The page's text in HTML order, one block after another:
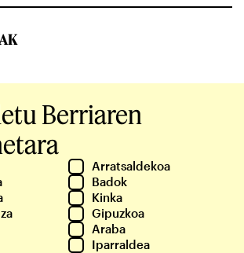
Berriaren
Arratsaldekoa
Badok
Kinka
Gipuzkoa
Araba
Iparraldea